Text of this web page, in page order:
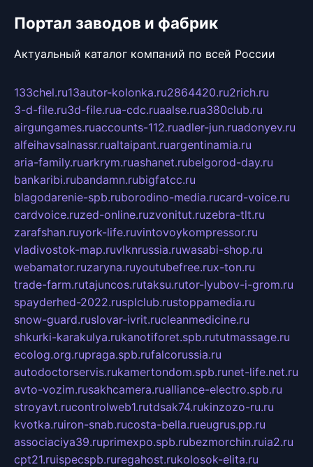
Портал заводов и фабрик
Актуальный каталог компаний по всей России
133chel.ru13autor-kolonka.ru2864420.ru2rich.ru
3-d-file.ru3d-file.rua-cdc.ruaalse.rua380club.ru
airgungames.ruaccounts-112.ruadler-jun.ruadonyev.ru
alfeihavsalnassr.rualtaipant.ruargentinamia.ru
aria-family.ruarkrym.ruashanet.rubelgorod-day.ru
bankaribi.rubandamn.rubigfatcc.ru
blagodarenie-spb.ruborodino-media.rucard-voice.ru
cardvoice.ruzed-online.ruzvonitut.ruzebra-tlt.ru
zarafshan.ruyork-life.ruvintovoykompressor.ru
vladivostok-map.ruvlknrussia.ruwasabi-shop.ru
webamator.ruzaryna.ruyoutubefree.rux-ton.ru
trade-farm.rutajuncos.rutaksu.rutor-lyubov-i-grom.ru
spayderhed-2022.rusplclub.rustoppamedia.ru
snow-guard.ruslovar-ivrit.rucleanmedicine.ru
shkurki-karakulya.rukanotiforet.spb.rututmassage.ru
ecolog.org.rupraga.spb.rufalcorussia.ru
autodoctorservis.rukamertondom.spb.runet-life.net.ru
avto-vozim.rusakhcamera.rualliance-electro.spb.ru
stroyavt.rucontrolweb1.rutdsak74.rukinzozo-ru.ru
kvotka.ruiron-snab.rucosta-bella.rueugrus.pp.ru
associaciya39.ruprimexpo.spb.rubezmorchin.ruia2.ru
cpt21.ruispecspb.ruregahost.rukolosok-elita.ru